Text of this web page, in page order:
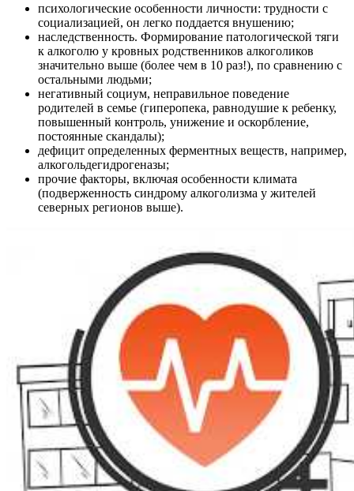
психологические особенности личности: трудности с
социализацией, он легко поддается внушению;
наследственность. Формирование патологической тяги
к алкоголю у кровных родственников алкоголиков
значительно выше (более чем в 10 раз!), по сравнению с
остальными людьми;
негативный социум, неправильное поведение
родителей в семье (гиперопека, равнодушие к ребенку,
повышенный контроль, унижение и оскорбление,
постоянные скандалы);
дефицит определенных ферментных веществ, например,
алкогольдегидрогеназы;
прочие факторы, включая особенности климата
(подверженность синдрому алкоголизма у жителей
северных регионов выше).